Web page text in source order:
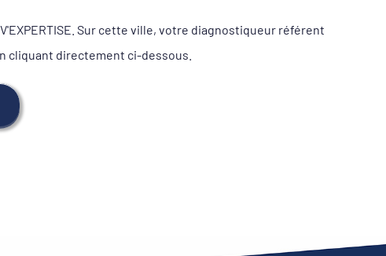
Sur cette ville, votre diagnostiqueur référent
cliquant directement ci-dessous.